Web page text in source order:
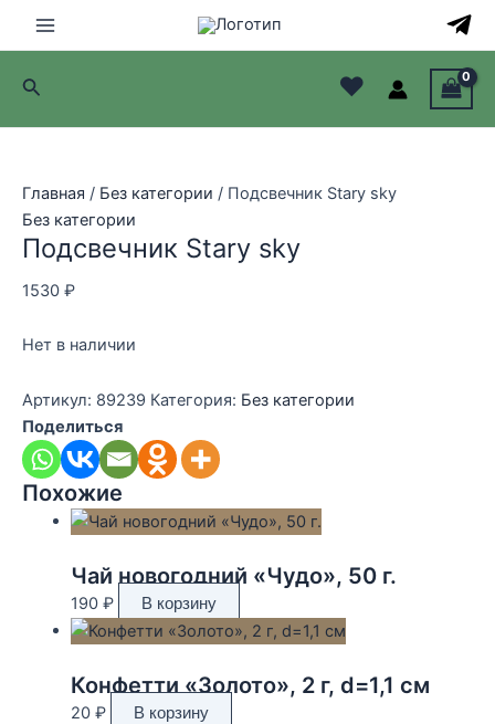
Main
Menu
Поиск ♥
Главная / Без категории / Подсвечник Stary sky
Без категории
Подсвечник Stary sky
1530 ₽
Нет в наличии
Артикул: 89239 Категория: Без категории
Поделиться
Похожие
Чай новогодний «Чудо», 50 г.
190 ₽ В корзину
Конфетти «Золото», 2 г, d=1,1 см
20 ₽ В корзину